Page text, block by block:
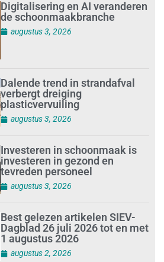
Digitalisering en AI veranderen
de schoonmaakbranche
augustus 3, 2026
Dalende trend in strandafval
verbergt dreiging
plasticvervuiling
augustus 3, 2026
Investeren in schoonmaak is
investeren in gezond en
tevreden personeel
augustus 3, 2026
Best gelezen artikelen SIEV-
Dagblad 26 juli 2026 tot en met
1 augustus 2026
augustus 2, 2026